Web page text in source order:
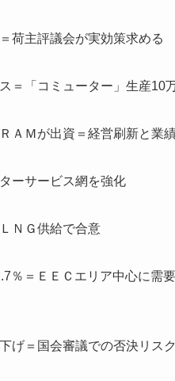
荷主評議会が実効策求める
＝「コミューター」生産10
ＡＭが出資＝経営刷新と業
ーサービス網を強化
ＮＧ供給で合意
％＝ＥＥＣエリア中心に需
げ＝国会審議での否決リス